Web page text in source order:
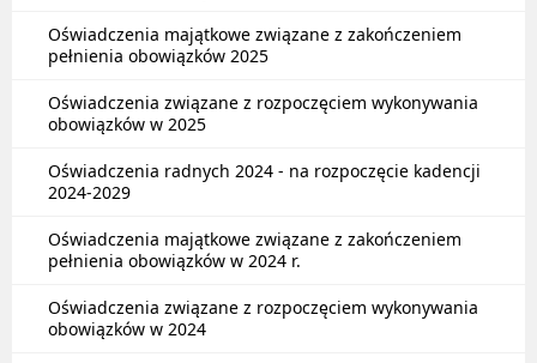
Oświadczenia majątkowe związane z zakończeniem
pełnienia obowiązków 2025
Oświadczenia związane z rozpoczęciem wykonywania
obowiązków w 2025
Oświadczenia radnych 2024 - na rozpoczęcie kadencji
2024-2029
Oświadczenia majątkowe związane z zakończeniem
pełnienia obowiązków w 2024 r.
Oświadczenia związane z rozpoczęciem wykonywania
obowiązków w 2024